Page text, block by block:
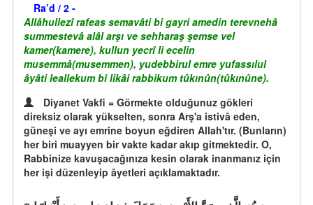
Ra’d / 2 -
Allâhullezî rafeas semavâti bi gayri amedin terevnehâ
summestevâ alâl arşı ve sehharaş şemse vel
kamer(kamere), kullun yecrî li ecelin
musemmâ(musemmen), yudebbirul emre yufassılul
âyâti leallekum bi likâi rabbikum tûkınûn(tûkınûne).
Diyanet Vakfi = Görmekte olduğunuz gökleri
direksiz olarak yükselten, sonra Arş'a istivâ eden,
güneşi ve ayı emrine boyun eğdiren Allah'tır. (Bunların)
her biri muayyen bir vakte kadar akıp gitmektedir. O,
Rabbinize kavuşacağınıza kesin olarak inanmanız için
her işi düzenleyip âyetleri açıklamaktadır.